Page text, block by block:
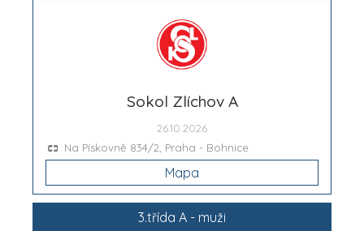
Sokol Zlíchov A
26.10.2026
Na Pískovně 834/2, Praha - Bohnice
Mapa
3.třída A - muži